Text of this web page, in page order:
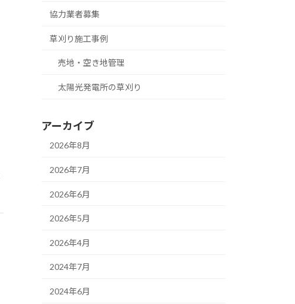
協力業者募集
草刈り施工事例
売地・空き地管理
太陽光発電所の草刈り
アーカイブ
2026年8月
2026年7月
2026年6月
2026年5月
2026年4月
2024年7月
2024年6月